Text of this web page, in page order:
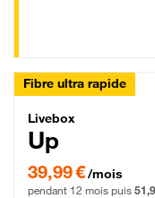
Fibre ultra rapide
Livebox Up
Livebox
Up
39,99 € par mois
39,99 €/mois
pendant 12 mois puis